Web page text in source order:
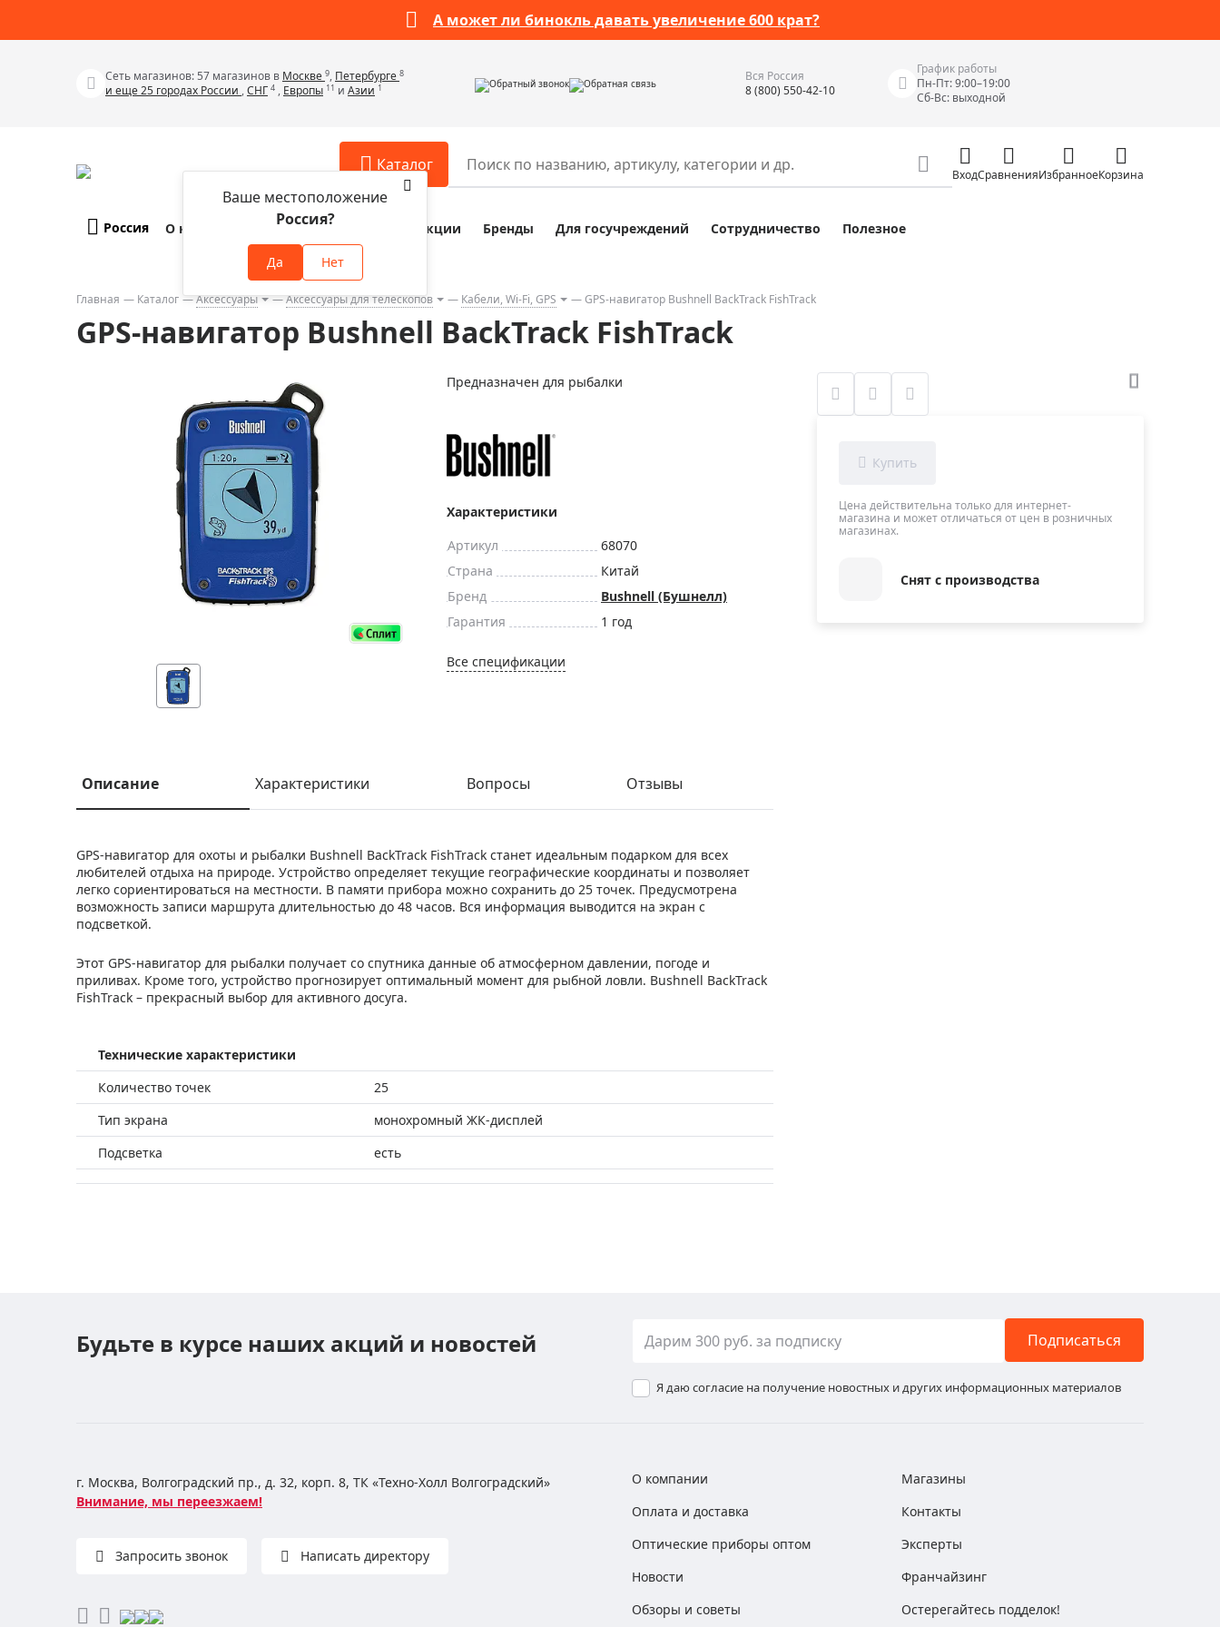
А может ли бинокль давать увеличение 600 крат?
Сеть магазинов: 57 магазинов в Москве 9, Петербурге 8
и еще 25 городах России ,СНГ 4 , Европы 11 и Азии 1 Обратный звонок Обратная связь
Вся Россия
8 (800) 550-42-10
График работы
Пн-Пт: 9:00–19:00
Сб-Вс: выходной
Каталог
Телескопы
Бинокли
Зрительные трубы
Приборы ночного видения
Метеостанции, барометры, часы
Discovery (Дискавери)
Астропланетарии
Подарки
Аксессуары для микроскопов
Аксессуары для зрительных труб
Аксессуары для луп
Распродажа выставочных образцов
Разное
Компасы
Наборы исследователя Bresser Junior
Трихинеллоскопы
Карты, постеры, литература
Фонари
Измерительные инструменты
Приборы неразрушающего контроля
Приборы теплового контроля
Детекторы проводки
Лазерные дальномеры
ВходСравненияИзбранноеКорзина
Россия
Ваше местоположение
Россия?
Да Нет
О компании Оплата и доставка Акции Бренды Для госучреждений Сотрудничество Полезное
Главная Каталог Аксессуары Аксессуары для телескопов Кабели, Wi-Fi, GPS GPS-навигатор Bushnell BackTrack FishTrack
GPS-навигатор Bushnell BackTrack FishTrack
Предназначен для рыбалки
Характеристики
Артикул
68070
Страна
Китай
Бренд
Bushnell (Бушнелл)
Гарантия
1 год
Все спецификации
Описание Характеристики Вопросы Отзывы
GPS-навигатор для охоты и рыбалки Bushnell BackTrack FishTrack станет идеальным подарком для всех
любителей отдыха на природе. Устройство определяет текущие географические координаты и позволяет
легко сориентироваться на местности. В памяти прибора можно сохранить до 25 точек. Предусмотрена
возможность записи маршрута длительностью до 48 часов. Вся информация выводится на экран с
подсветкой.
Этот GPS-навигатор для рыбалки получает со спутника данные об атмосферном давлении, погоде и
приливах. Кроме того, устройство прогнозирует оптимальный момент для рыбной ловли. Bushnell BackTrack
FishTrack – прекрасный выбор для активного досуга.
Технические характеристики
Количество точек
25
Тип экрана
монохромный ЖК-дисплей
Подсветка
есть
Цена действительна только для интернет-
магазина и может отличаться от цен в розничных
магазинах.
Снят с производства
Будьте в курсе наших акций и новостей Подписаться
Я даю согласие на получение новостных и других информационных материалов
г. Москва, Волгоградский пр., д. 32, корп. 8, ТК «Техно-Холл Волгоградский»
Внимание, мы переезжаем!
Запросить звонок Написать директору
О компании
Оплата и доставка
Оптические приборы оптом
Новости
Обзоры и советы
Магазины
Контакты
Эксперты
Франчайзинг
Остерегайтесь подделок!